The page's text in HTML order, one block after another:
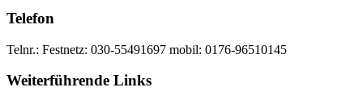
Telefon
Telnr.: Festnetz: 030-55491697 mobil: 0176-96510145
Weiterführende Links